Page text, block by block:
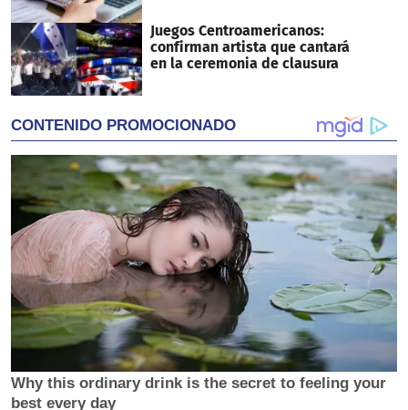
Juegos Centroamericanos:
confirman artista que cantará
en la ceremonia de clausura